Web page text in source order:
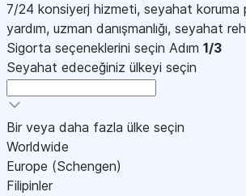
7/24 konsiyerj hizmeti, seyahat koruma
yardım, uzman danışmanlığı, seyahat
Sigorta seçeneklerini seçin Adım 1/3
Seyahat edeceğiniz ülkeyi seçin
Bir veya daha fazla ülke seçin
Worldwide
Europe (Schengen)
Filipinler